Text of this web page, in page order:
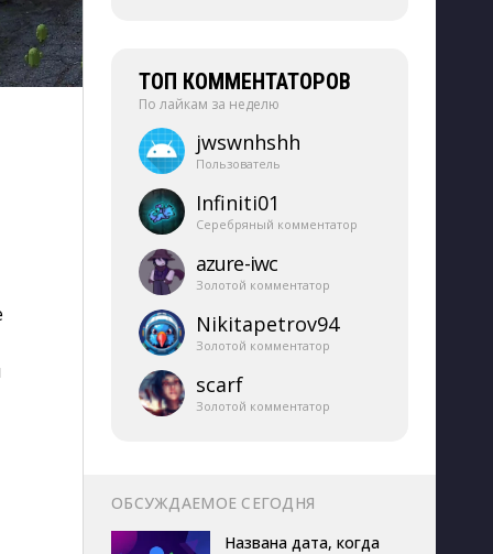
ТОП КОММЕНТАТОРОВ
По лайкам за неделю
jwswnhshh
Пользователь
Infiniti01
Серебряный комментатор
azure-​iwc
Золотой комментатор
Nikitapetrov94
Золотой комментатор
scarf
Золотой комментатор
ОБСУЖДАЕМОЕ СЕГОДНЯ
Названа дата, когда